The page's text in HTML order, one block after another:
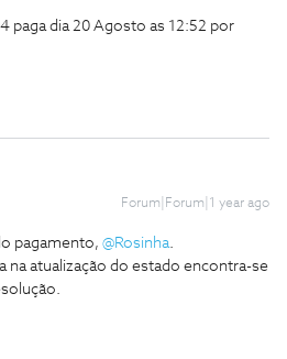
paga dia 20 Agosto as 12:52 por
Forum|Forum|1 year ago
pagamento, @Rosinha.
na atualização do estado encontra-se